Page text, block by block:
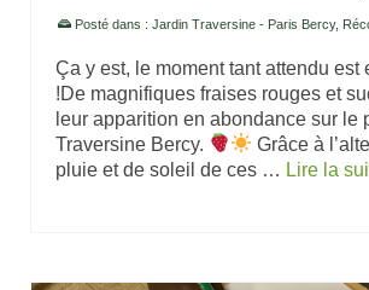
Posté dans : Jardin Traversine - Paris Bercy,
Ça y est, le moment tant attendu est
!De magnifiques fraises rouges et
leur apparition en abondance sur le
Traversine Bercy.
Grâce à
pluie et de soleil de ces … Lire la